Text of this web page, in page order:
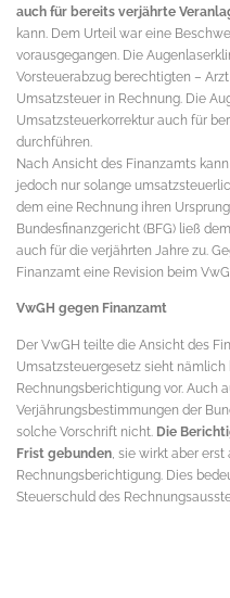
auch für bereits verjährte
kann. Dem Urteil war eine
vorausgegangen. Die
Vorsteuerabzug berechtigten –
Umsatzsteuer in Rechnung. Die
Umsatzsteuerkorrektur auch für
durchführen.
Nach Ansicht des Finanzamts
jedoch nur solange
dem eine Rechnung ihren
Bundesfinanzgericht (BFG) ließ
auch für die verjährten Jahre zu.
Finanzamt eine Revision beim
VwGH gegen Finanzamt
Der VwGH teilte die Ansicht des
Umsatzsteuergesetz sieht nämlich
Rechnungsberichtigung vor. Auch
Verjährungsbestimmungen der
solche Vorschrift nicht. Die
Frist gebunden , sie wirkt aber
Rechnungsberichtigung. Dies
Steuerschuld des